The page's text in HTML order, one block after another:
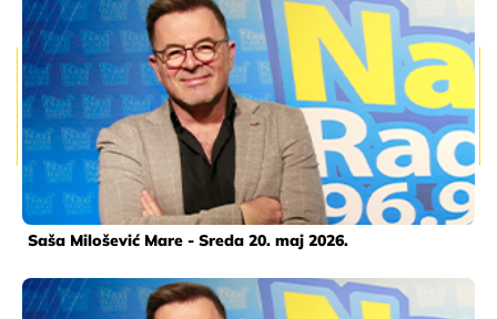
Saša Milošević Mare - Sreda 20. maj 2026.